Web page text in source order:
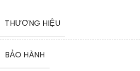
THƯƠNG HIỆU
BẢO HÀNH